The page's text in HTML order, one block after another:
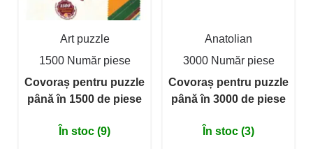
Art puzzle
1500 Număr piese
Covoraș pentru puzzle
până în 1500 de piese
În stoc (9)
Anatolian
3000 Număr piese
Covoraș pentru puzzle
până în 3000 de piese
În stoc (3)